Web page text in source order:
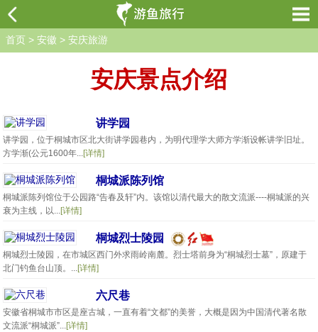
首页 > 安徽 > 安庆旅游
安庆景点介绍
讲学园
讲学园，位于桐城市区北大街讲学园巷内，为明代理学大师方学渐设帐讲学旧址。
方学渐(公元1600年...[详情]
桐城派陈列馆
桐城派陈列馆位于公园路“告春及轩”内。该馆以清代最大的散文流派----桐城派的兴
衰为主线，以...[详情]
桐城烈士陵园
桐城烈士陵园，在市城区西门外求雨岭南麓。烈士塔前身为“桐城烈士墓”，原建于
北门钓鱼台山顶。...[详情]
六尺巷
安徽省桐城市市区是座古城，一直有着“文都”的美誉，大概是因为中国清代著名散
文流派“桐城派”...[详情]